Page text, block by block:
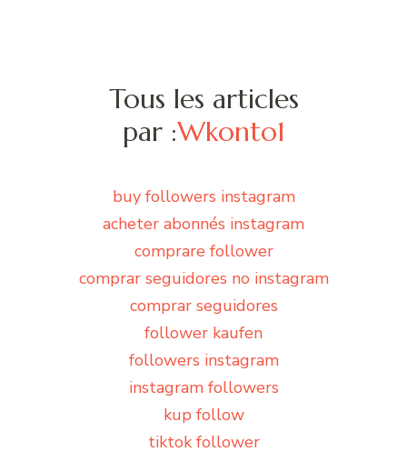
Tous les articles
par :Wkonto1
buy followers instagram
acheter abonnés instagram
comprare follower
comprar seguidores no instagram
comprar seguidores
follower kaufen
followers instagram
instagram followers
kup follow
tiktok follower